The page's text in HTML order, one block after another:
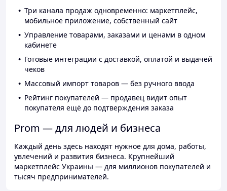
Три канала продаж одновременно: маркетплейс,
мобильное приложение, собственный сайт
Управление товарами, заказами и ценами в одном
кабинете
Готовые интеграции с доставкой, оплатой и выдачей
чеков
Массовый импорт товаров — без ручного ввода
Рейтинг покупателей — продавец видит опыт
покупателя ещё до подтверждения заказа
Prom — для людей и бизнеса
Каждый день здесь находят нужное для дома, работы,
увлечений и развития бизнеса. Крупнейший
маркетплейс Украины — для миллионов покупателей и
тысяч предпринимателей.